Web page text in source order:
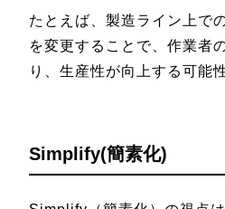
たとえば、製造ライン上で
を変更することで、作業者
り、生産性が向上する可能
Simplify(簡素化)